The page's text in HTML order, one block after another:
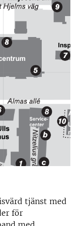
tjänst med
för